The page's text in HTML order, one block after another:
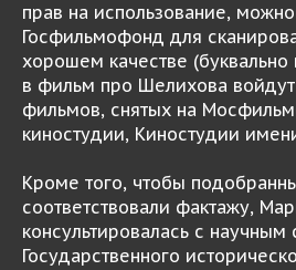
прав на использование,
Госфильмофонд для
хорошем качестве (буквально
в фильм про Шелихова
фильмов, снятых на
киностудии, Киностудии
Кроме того, чтобы
соответствовали фактажу,
консультировалась с научным
Государственного